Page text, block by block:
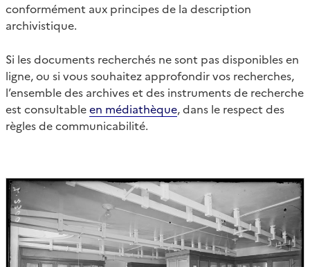
conformément aux principes de la description
archivistique.
Si les documents recherchés ne sont pas disponibles en
ligne, ou si vous souhaitez approfondir vos recherches,
l’ensemble des archives et des instruments de recherche
est consultableen médiathèque, dans le respect des
règles de communicabilité.